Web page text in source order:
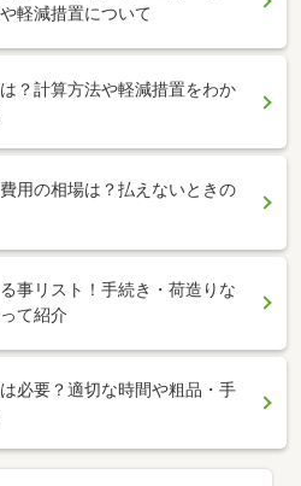
軽減措置について
？計算方法や軽減措置をわか
用の相場は？払えないときの
事リスト！手続き・荷造りな
て紹介
必要？適切な時間や粗品・手